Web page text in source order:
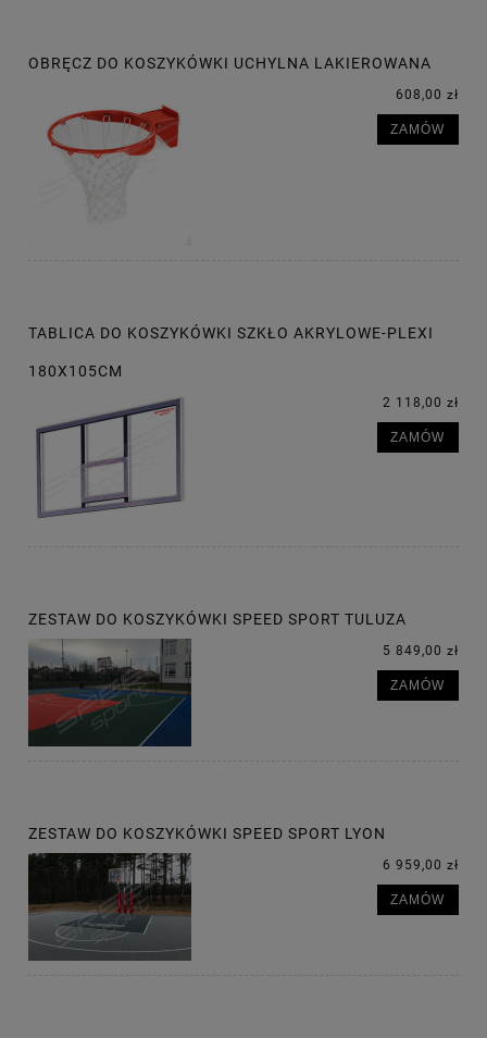
OBRĘCZ DO KOSZYKÓWKI UCHYLNA LAKIEROWANA
608,00 zł
ZAMÓW
TABLICA DO KOSZYKÓWKI SZKŁO AKRYLOWE-PLEXI
180X105CM
2 118,00 zł
ZAMÓW
ZESTAW DO KOSZYKÓWKI SPEED SPORT TULUZA
5 849,00 zł
ZAMÓW
ZESTAW DO KOSZYKÓWKI SPEED SPORT LYON
6 959,00 zł
ZAMÓW